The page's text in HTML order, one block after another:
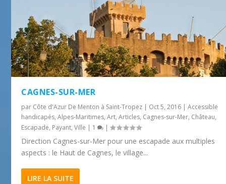
CAGNES-SUR-MER
par Côte d'Azur De Menton à Saint-Tropez | Oct 5, 2016 |Accessible
handicapés,Alpes-Maritimes,Art,Articles, Cagnes-sur-Mer, Château,
Escapade, Payant,Ville | 1 |
Direction Cagnes-sur-Mer pour une escapade aux multiples
aspects : le Haut de Cagnes, le village...
LIRE LA SUITE